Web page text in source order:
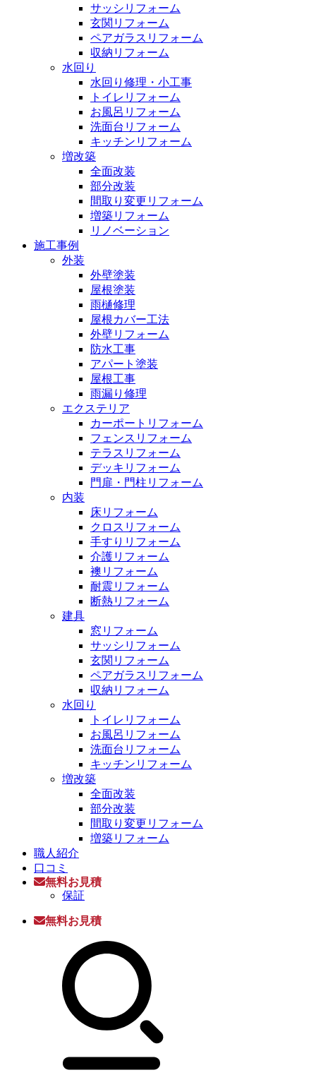
サッシリフォーム
玄関リフォーム
ペアガラスリフォーム
収納リフォーム
水回り
水回り修理・小工事
トイレリフォーム
お風呂リフォーム
洗面台リフォーム
キッチンリフォーム
増改築
全面改装
部分改装
間取り変更リフォーム
増築リフォーム
リノベーション
施工事例
外装
外壁塗装
屋根塗装
雨樋修理
屋根カバー工法
外壁リフォーム
防水工事
アパート塗装
屋根工事
雨漏り修理
エクステリア
カーポートリフォーム
フェンスリフォーム
テラスリフォーム
デッキリフォーム
門扉・門柱リフォーム
内装
床リフォーム
クロスリフォーム
手すりリフォーム
介護リフォーム
襖リフォーム
耐震リフォーム
断熱リフォーム
建具
窓リフォーム
サッシリフォーム
玄関リフォーム
ペアガラスリフォーム
収納リフォーム
水回り
トイレリフォーム
お風呂リフォーム
洗面台リフォーム
キッチンリフォーム
増改築
全面改装
部分改装
間取り変更リフォーム
増築リフォーム
職人紹介
口コミ
無料お見積
保証
無料お見積